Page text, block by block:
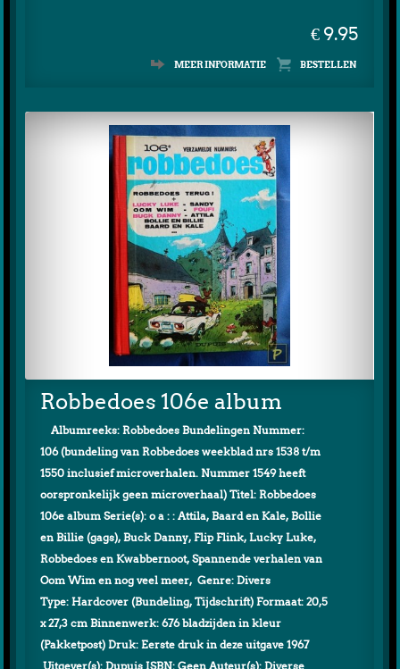
€ 9.95
MEER INFORMATIE
Robbedoes 106e album
Albumreeks: Robbedoes Bundelingen Nummer:
106 (bundeling van Robbedoes weekblad nrs 1538 t/m
1550 inclusief microverhalen. Nummer 1549 heeft
oorspronkelijk geen microverhaal) Titel: Robbedoes
106e album Serie(s): o a : : Attila, Baard en Kale, Bollie
en Billie (gags), Buck Danny, Flip Flink, Lucky Luke,
Robbedoes en Kwabbernoot, Spannende verhalen van
Oom Wim en nog veel meer, Genre: Divers
Type: Hardcover (Bundeling, Tijdschrift) Formaat: 20,5
x 27,3 cm Binnenwerk: 676 bladzijden in kleur
(Pakketpost) Druk: Eerste druk in deze uitgave 1967
Uitgever(s): Dupuis ISBN: Geen Auteur(s): Diverse